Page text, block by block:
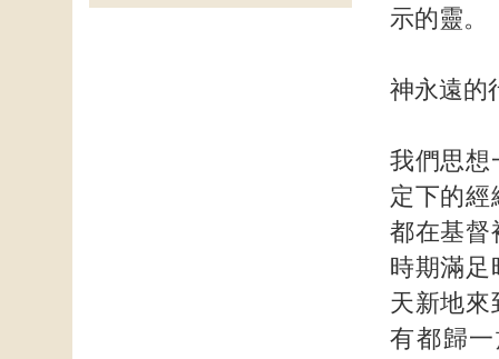
示的靈。
神永遠的
我們思想
定下的經
都在基督
時期滿足
天新地來
有都歸